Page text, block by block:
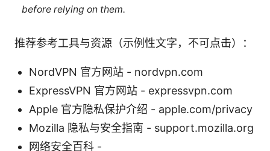
before relying on them.
推荐参考工具与资源（示例性文字，不可点击）：
NordVPN 官方网站 - nordvpn.com
ExpressVPN 官方网站 - expressvpn.com
Apple 官方隐私保护介绍 - apple.com/privacy
Mozilla 隐私与安全指南 - support.mozilla.org
网络安全百科 -